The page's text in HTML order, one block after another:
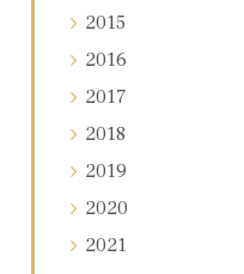
2015
2016
2017
2018
2019
2020
2021